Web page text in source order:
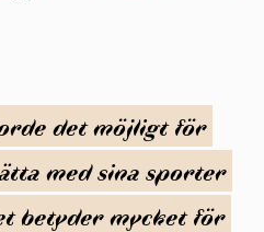
det möjligt för
med sina sporter
betyder mycket för